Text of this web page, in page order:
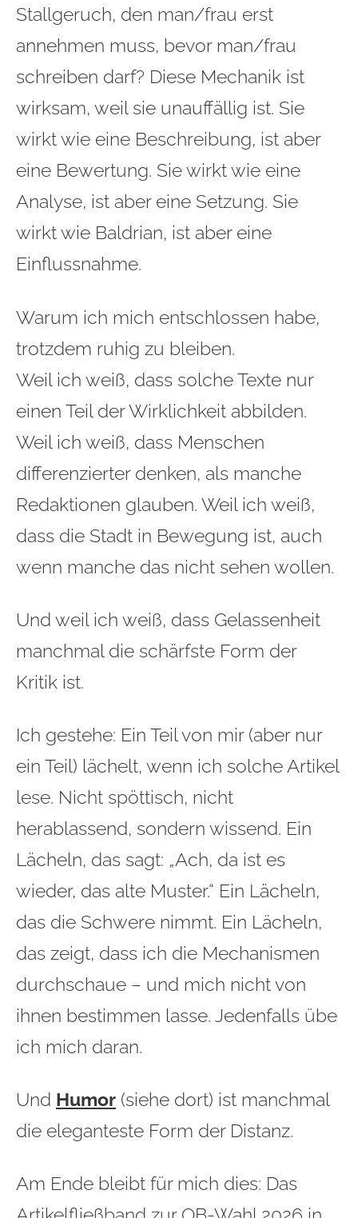
Stallgeruch, den man/frau erst
annehmen muss, bevor man/frau
schreiben darf? Diese Mechanik ist
wirksam, weil sie unauffällig ist. Sie
wirkt wie eine Beschreibung, ist aber
eine Bewertung. Sie wirkt wie eine
Analyse, ist aber eine Setzung. Sie
wirkt wie Baldrian, ist aber eine
Einflussnahme.
Warum ich mich entschlossen habe,
trotzdem ruhig zu bleiben.
Weil ich weiß, dass solche Texte nur
einen Teil der Wirklichkeit abbilden.
Weil ich weiß, dass Menschen
differenzierter denken, als manche
Redaktionen glauben. Weil ich weiß,
dass die Stadt in Bewegung ist, auch
wenn manche das nicht sehen wollen.
Und weil ich weiß, dass Gelassenheit
manchmal die schärfste Form der
Kritik ist.
Ich gestehe: Ein Teil von mir (aber nur
ein Teil) lächelt, wenn ich solche Artikel
lese. Nicht spöttisch, nicht
herablassend, sondern wissend. Ein
Lächeln, das sagt: „Ach, da ist es
wieder, das alte Muster.“ Ein Lächeln,
das die Schwere nimmt. Ein Lächeln,
das zeigt, dass ich die Mechanismen
durchschaue – und mich nicht von
ihnen bestimmen lasse. Jedenfalls übe
ich mich daran.
Und Humor (siehe dort) ist manchmal
die eleganteste Form der Distanz.
Am Ende bleibt für mich dies: Das